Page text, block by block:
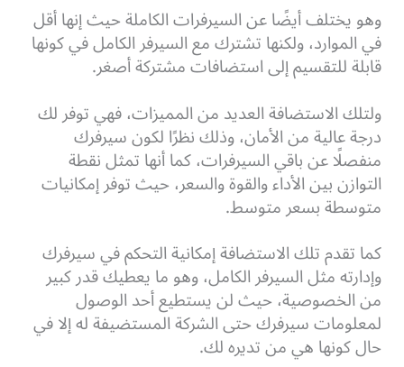
وهو يختلف أيضًا عن السيرفرات الكاملة حيث إنها أقل
في الموارد، ولكنها تشترك مع السيرفر الكامل في كونها
قابلة للتقسيم إلى استضافات مشتركة أصغر.
ولتلك الاستضافة العديد من المميزات، فهي توفر لك
درجة عالية من الأمان، وذلك نظرًا لكون سيرفرك
منفصلًا عن باقي السيرفرات، كما أنها تمثل نقطة
التوازن بين الأداء والقوة والسعر، حيث توفر إمكانيات
متوسطة بسعر متوسط.
كما تقدم تلك الاستضافة إمكانية التحكم في سيرفرك
وإدارته مثل السيرفر الكامل، وهو ما يعطيك قدر كبير
من الخصوصية، حيث لن يستطيع أحد الوصول
لمعلومات سيرفرك حتى الشركة المستضيفة له إلا في
حال كونها هي من تديره لك.